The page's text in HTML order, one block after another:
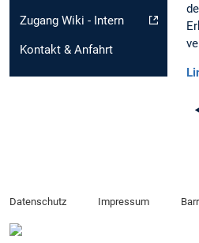
Zugang Wiki - Intern
Kontakt & Anfahrt
Datenschutz Impressum